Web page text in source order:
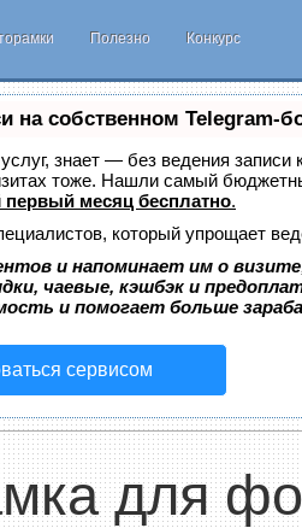
Полезно Конкурс
на собственном Telegram-
знает — без ведения
тоже. Нашли самый
первый месяц бесплатно.
который упрощает
и напоминает им о
чаевые, кэшбэк и
и помогает больше
сервисом
для